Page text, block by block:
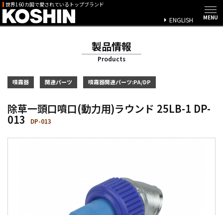
世界160カ国で愛されているトップブランド
ENGLISH
製品情報
Products
噴霧器 関連パーツ 噴霧器関連パーツ:PA/DP
除草一頭口噴口(動力用)ラウンド 25LB-1 DP-
013 DP-013